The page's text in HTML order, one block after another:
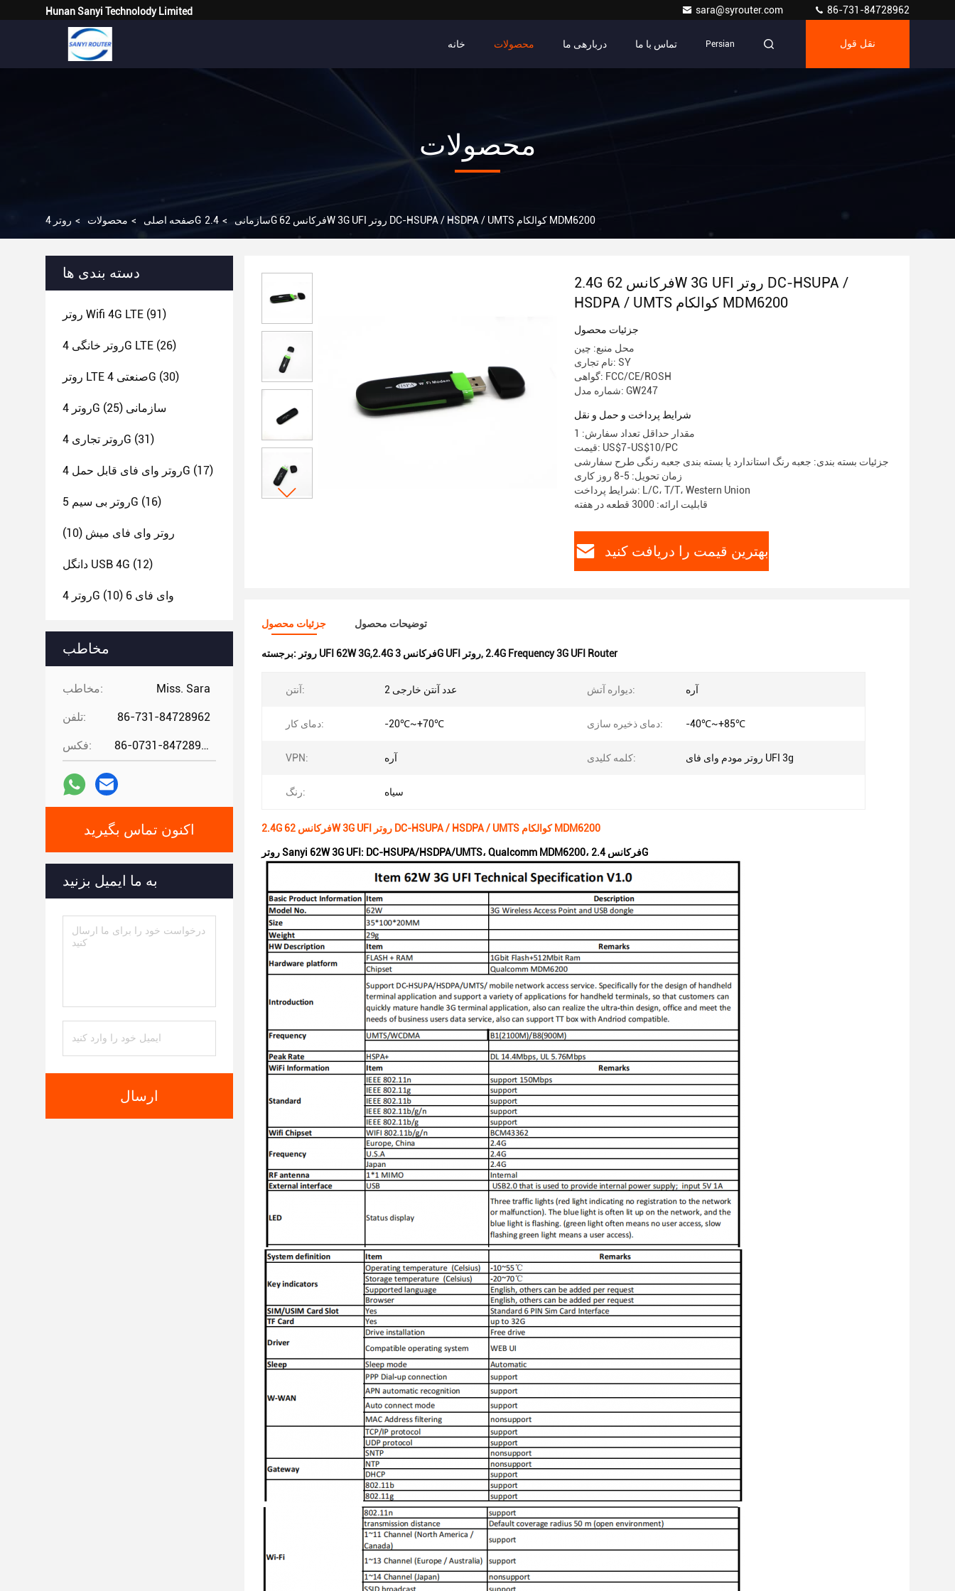
Hunan Sanyi Technolody Limited sara@syrouter.com 86-731-84728962
خانه محصولات دربارهی ما تماس با ما Persian نقل قول
محصولات
صفحه اصلی > محصولات > روتر 4G سازمانی > 2.4G فرکانس 62W 3G UFI روتر DC-HSUPA / HSDPA / UMTS کوالکام MDM6200
دسته بندی ها
روتر Wifi 4G LTE (91)
روتر خانگی 4G LTE (26)
روتر LTE صنعتی 4G (30)
روتر 4G سازمانی (25)
روتر تجاری 4G (31)
روتر وای فای قابل حمل 4G (17)
روتر بی سیم 5G (16)
روتر وای فای میش (10)
دانگل USB 4G (12)
روتر 4G وای فای 6 (10)
مخاطب
مخاطب: Miss. Sara
تلفن: 86-731-84728962
فکس: 86-0731-84728962
اکنون تماس بگیرید
به ما ایمیل بزنید
ارسال
2.4G فرکانس 62W 3G UFI روتر DC-HSUPA /
HSDPA / UMTS کوالکام MDM6200
جزئیات محصول
محل منبع: چین
نام تجاری: SY
گواهی: FCC/CE/ROSH
شماره مدل: GW247
شرایط پرداخت و حمل و نقل
مقدار حداقل تعداد سفارش: 1
قیمت: US$7-US$10/PC
جزئیات بسته بندی: جعبه رنگ استاندارد یا بسته بندی جعبه رنگی طرح سفارشی
زمان تحویل: 5-8 روز کاری
شرایط پرداخت: L/C، T/T، Western Union
قابلیت ارائه: 3000 قطعه در هفته
بهترین قیمت را دریافت کنید
جزئیات محصول توضیحات محصول
برجسته: روتر UFI 62W 3G,2.4G فرکانس 3G UFI روتر, 2.4G Frequency 3G UFI Router
آنتن: 2 عدد آنتن خارجی دیواره آتش: آره
دمای کار: -20℃~+70℃ دمای ذخیره سازی: -40℃~+85℃
VPN: آره کلمه کلیدی: روتر مودم وای فای UFI 3g
رنگ: سیاه
2.4G فرکانس 62W 3G UFI روتر DC-HSUPA / HSDPA / UMTS کوالکام MDM6200
روتر Sanyi 62W 3G UFI: DC-HSUPA/HSDPA/UMTS، Qualcomm MDM6200، فرکانس 2.4G